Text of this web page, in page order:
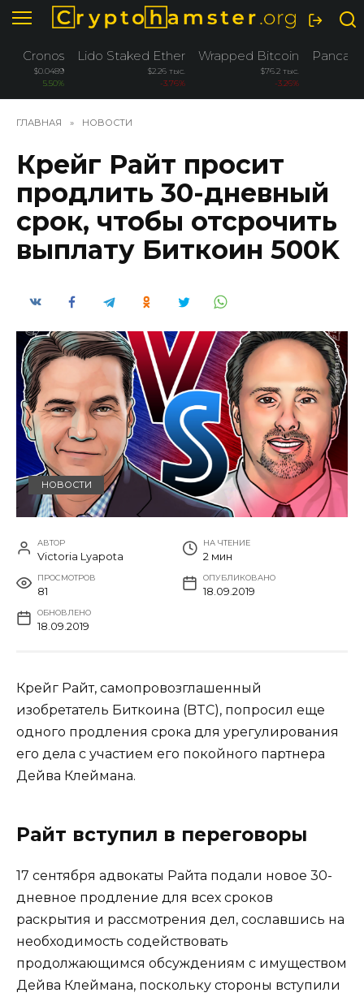
Перейти
содержанию
Cronos
$0.0489
5.50%
Lido Staked Ether
$2.26 тыс.
-3.76%
Wrapped Bitcoin
$76.2 тыс.
-3.26%
ГЛАВНАЯ » НОВОСТИ
Крейг Райт просит
продлить 30-дневный
срок, чтобы отсрочить
выплату Биткоин 500K
НОВОСТИ
АВТОР
Victoria Lyapota
НА ЧТЕНИЕ
2 мин
ПРОСМОТРОВ
81
ОПУБЛИКОВАНО
18.09.2019
ОБНОВЛЕНО
18.09.2019
Крейг Райт, самопровозглашенный
изобретатель Биткоина (BTC), попросил еще
одного продления срока для урегулирования
его дела с участием его покойного партнера
Дейва Клеймана.
Райт вступил в переговоры
17 сентября адвокаты Райта подали новое 30-
дневное продление для всех сроков
раскрытия и рассмотрения дел, сославшись на
необходимость содействовать
продолжающимся обсуждениям с имуществом
Дейва Клеймана, поскольку стороны вступили